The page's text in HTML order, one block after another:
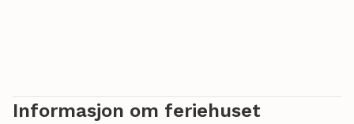
Informasjon om feriehuset